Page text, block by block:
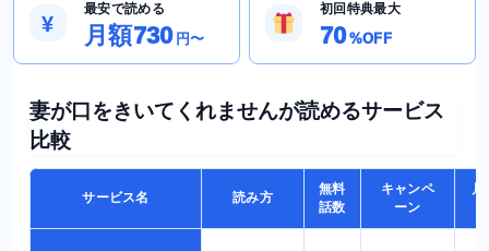
¥
最安で読める
月額730 円〜
初回特典最大
70%OFF
妻が口をきいてくれませんが読めるサービス
比較
サービス名 読み方
無料
話数
キャンペ
ーン
月